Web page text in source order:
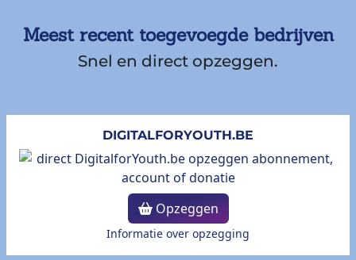
Meest recent toegevoegde bedrijven
Snel en direct opzeggen.
DIGITALFORYOUTH.BE
Opzeggen
Informatie over opzegging